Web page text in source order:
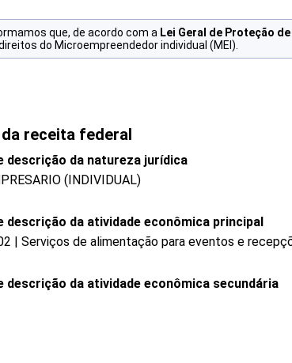
que, de acordo com a Lei Geral de Proteção
do Microempreendedor individual (MEI).
receita federal
descrição da natureza jurídica
(INDIVIDUAL)
descrição da atividade econômica principal
| Serviços de alimentação para eventos e
descrição da atividade econômica secundária